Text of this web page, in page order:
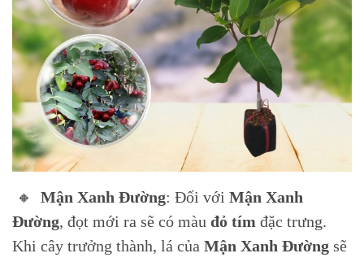
🔸 Mận Xanh Đường: Đối với Mận Xanh
Đường, đọt mới ra sẽ có màu đỏ tím đặc trưng.
Khi cây trưởng thành, lá của Mận Xanh Đường sẽ